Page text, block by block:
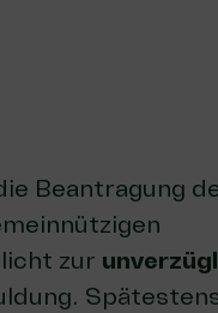
Beantragung
zur